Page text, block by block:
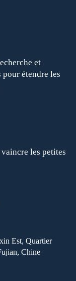
et
étendre les
vaincre les petites
Est, Quartier
Chine